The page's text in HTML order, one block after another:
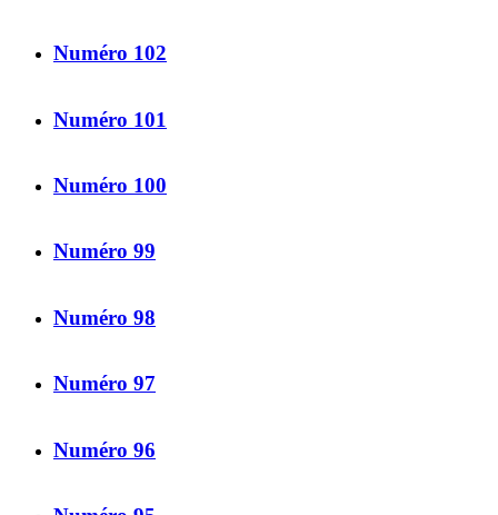
Numéro 102
Numéro 101
Numéro 100
Numéro 99
Numéro 98
Numéro 97
Numéro 96